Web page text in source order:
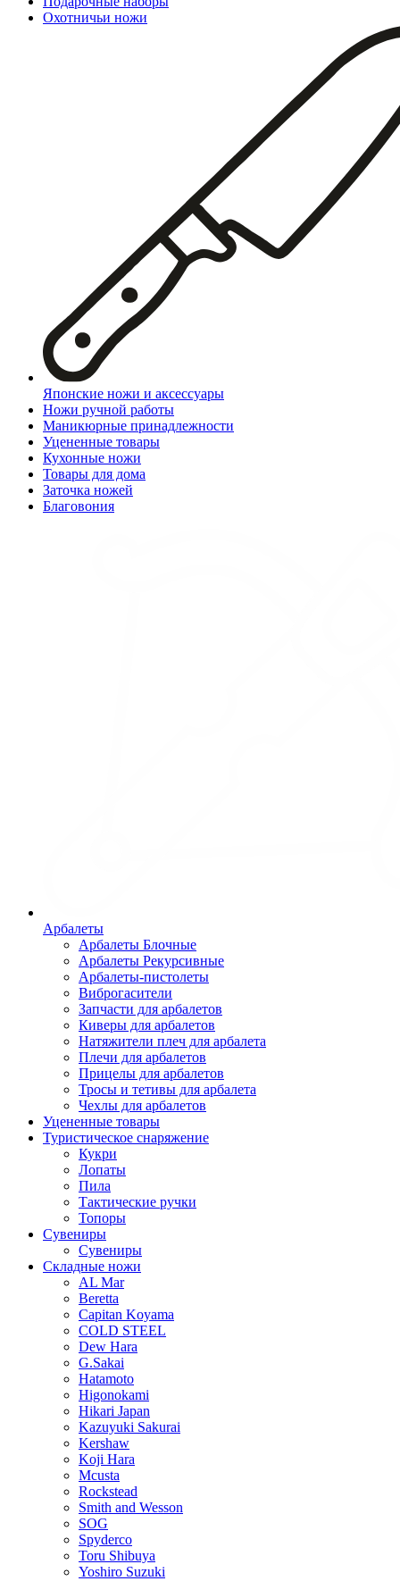
Охотничьи ножи
Японские ножи и аксессуары
Ножи ручной работы
Маникюрные принадлежности
Уцененные товары
Кухонные ножи
Товары для дома
Заточка ножей
Благовония
Арбалеты
Арбалеты Блочные
Арбалеты Рекурсивные
Арбалеты-пистолеты
Виброгасители
Запчасти для арбалетов
Киверы для арбалетов
Натяжители плеч для арбалета
Плечи для арбалетов
Прицелы для арбалетов
Тросы и тетивы для арбалета
Чехлы для арбалетов
Уцененные товары
Туристическое снаряжение
Кукри
Лопаты
Пила
Тактические ручки
Топоры
Сувениры
Сувениры
Складные ножи
AL Mar
Beretta
Capitan Koyama
COLD STEEL
Dew Hara
G.Sakai
Hatamoto
Higonokami
Hikari Japan
Kazuyuki Sakurai
Kershaw
Koji Hara
Mcusta
Rockstead
Smith and Wesson
SOG
Spyderco
Toru Shibuya
Yoshiro Suzuki